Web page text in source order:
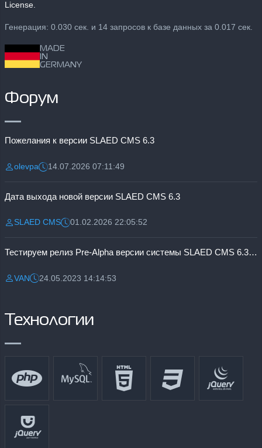
License.
Генерация: 0.030 сек. и 14 запросов к базе данных за 0.017 сек.
MADE
IN
GERMANY
Форум
Пожелания к версии SLAED CMS 6.3
Разместил:
olevpaДата:14.07.2026 07:11:49
Дата выхода новой версии SLAED CMS 6.3
Разместил:
SLAED CMSДата:01.02.2026 22:05:52
Тестируем релиз Pre-Alpha версии системы SLAED CMS 6.3 Pro
Разместил:
VANДата:24.05.2023 14:14:53
Технологии